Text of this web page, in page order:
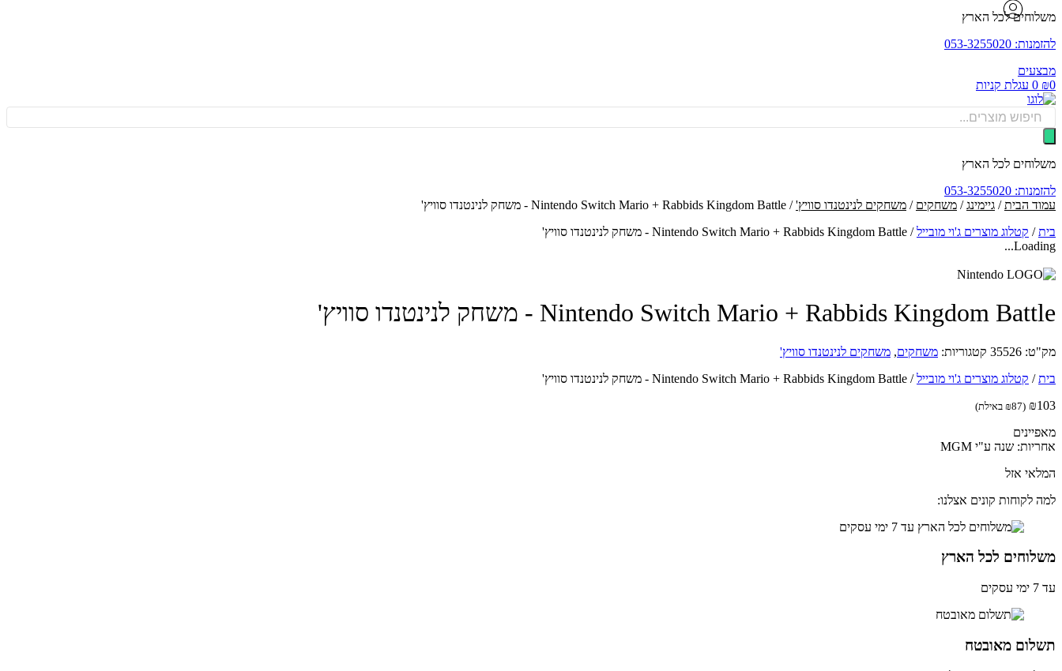
משלוחים לכל הארץ
להזמנות: 053-3255020
מבצעים
₪0
0 עגלת קניות
Products
search
משלוחים לכל הארץ
להזמנות: 053-3255020
עמוד הבית/ גיימינג/ משחקים / משחקים לנינטנדו סוויץ'/ Nintendo Switch Mario + Rabbids Kingdom Battle - משחק לנינטנדו סוויץ'
בית/ קטלוג מוצרים ג'וי מובייל/ Nintendo Switch Mario + Rabbids Kingdom Battle - משחק לנינטנדו סוויץ'
Loading...
Nintendo Switch Mario + Rabbids Kingdom Battle - משחק לנינטנדו סוויץ'
מק"ט: 35526 קטגוריות: משחקים, משחקים לנינטנדו סוויץ'
בית/ קטלוג מוצרים ג'וי מובייל/ Nintendo Switch Mario + Rabbids Kingdom Battle - משחק לנינטנדו סוויץ'
₪103
(
₪87 באילת)
מאפיינים
אחריות: שנה ע"י MGM
המלאי אזל
למה לקוחות קונים אצלנו:
משלוחים לכל הארץ
עד 7 ימי עסקים
תשלום מאובטח